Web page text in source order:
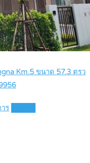
Km.5 ขนาด 57.3 ตรว
ร